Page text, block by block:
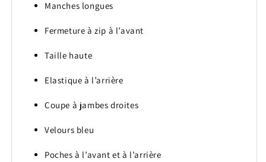
Manches longues
Fermeture à zip à l’avant
Taille haute
Elastique à l’arrière
Coupe à jambes droites
Velours bleu
Poches à l’avant et à l’arrière